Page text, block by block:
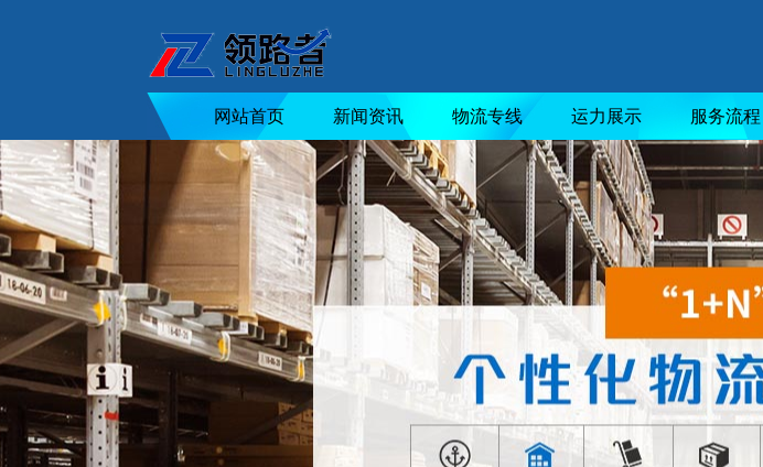
网站首页 新闻资讯 物流专线 运力展示 服务流程